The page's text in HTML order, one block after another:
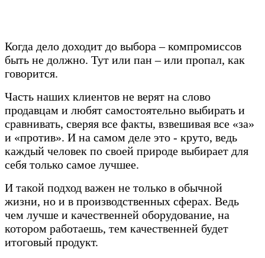
Когда дело доходит до выбора – компромиссов
быть не должно. Тут или пан – или пропал, как
говорится.
Часть наших клиентов не верят на слово
продавцам и любят самостоятельно выбирать и
сравнивать, сверяя все факты, взвешивая все «за»
и «против». И на самом деле это - круто, ведь
каждый человек по своей природе выбирает для
себя только самое лучшее.
И такой подход важен не только в обычной
жизни, но и в производственных сферах. Ведь
чем лучше и качественней оборудование, на
котором работаешь, тем качественней будет
итоговый продукт.